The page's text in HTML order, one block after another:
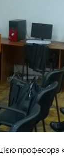
професора